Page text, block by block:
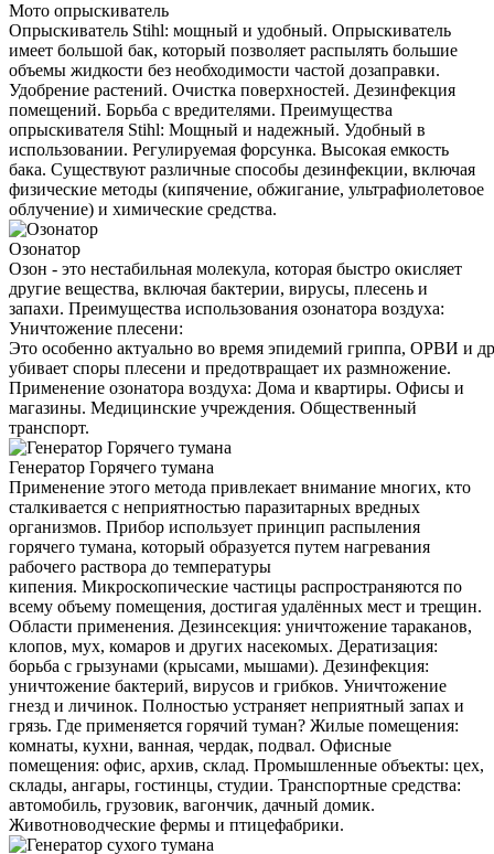
Мото опрыскиватель
Опрыскиватель Stihl: мощный и удобный. Опрыскиватель
имеет большой бак, который позволяет распылять большие
объемы жидкости без необходимости частой дозаправки.
Удобрение растений. Очистка поверхностей. Дезинфекция
помещений. Борьба с вредителями. Преимущества
опрыскивателя Stihl: Мощный и надежный. Удобный в
использовании. Регулируемая форсунка. Высокая емкость
бака. Существуют различные способы дезинфекции, включая
физические методы (кипячение, обжигание, ультрафиолетовое
облучение) и химические средства.
Озонатор
Озон - это нестабильная молекула, которая быстро окисляет
другие вещества, включая бактерии, вирусы, плесень и
запахи. Преимущества использования озонатора воздуха:
Уничтожение плесени:
Это особенно актуально во время эпидемий гриппа, ОРВИ и
убивает споры плесени и предотвращает их размножение.
Применение озонатора воздуха: Дома и квартиры. Офисы и
магазины. Медицинские учреждения. Общественный
транспорт.
Генератор Горячего тумана
Применение этого метода привлекает внимание многих, кто
сталкивается с неприятностью паразитарных вредных
организмов. Прибор использует принцип распыления
горячего тумана, который образуется путем нагревания
рабочего раствора до температуры
кипения. Микроскопические частицы распространяются по
всему объему помещения, достигая удалённых мест и трещин.
Области применения. Дезинсекция: уничтожение тараканов,
клопов, мух, комаров и других насекомых. Дератизация:
борьба с грызунами (крысами, мышами). Дезинфекция:
уничтожение бактерий, вирусов и грибков. Уничтожение
гнезд и личинок. Полностью устраняет неприятный запах и
грязь. Где применяется горячий туман? Жилые помещения:
комнаты, кухни, ванная, чердак, подвал. Офисные
помещения: офис, архив, склад. Промышленные объекты: цех,
склады, ангары, гостинцы, студии. Транспортные средства:
автомобиль, грузовик, вагончик, дачный домик.
Животноводческие фермы и птицефабрики.